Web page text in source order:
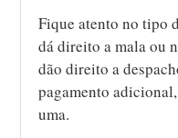
Fique atento no tipo
dá direito a mala ou
dão direito a
pagamento
uma.